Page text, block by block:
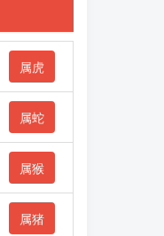
属虎
属蛇
属猴
属猪